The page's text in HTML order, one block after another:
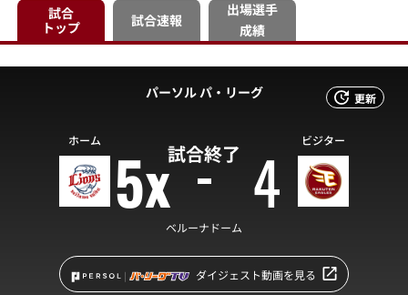
試合
トップ
試合速報
出場選手
成績
更新
パーソル パ・リーグ
試合終了
ホーム 5x 4 ビジター
ベルーナドーム
ダイジェスト動画を見る